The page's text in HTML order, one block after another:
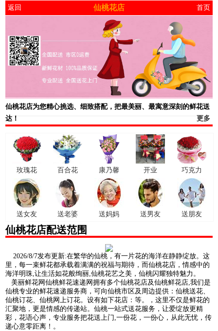
返回 仙桃花店 首页
仙桃花店为您精心挑选、细致搭配，把最美丽、最寓意深刻的鲜花送
达！
更多
玫瑰花 百合花 康乃馨 开业 巧克力
送女友 送老婆 送妈妈 送男友 送朋友
仙桃花店配送范围
2026/8/7发布更新:在繁华的仙桃，有一片花的海洋在静静绽放。这
里，每一束鲜花都承载着满满的祝福与期待，而仙桃花店，情感中的
海洋明珠,让生活如花般绚丽,仙桃花艺之美，仙桃闪耀独特魅力。
美丽鲜花网仙桃鲜花速递网拥有多个仙桃花店及仙桃鲜花店,我们是
仙桃专业的鲜花速递服务商，可向仙桃市区及周边提供：仙桃送花、
仙桃订花、仙桃网上订花。设有如下花店：等。，这里不仅是鲜花的
汇聚地，更是情感的传递站。仙桃一站式送花服务，让爱绽放更精
彩，花语心声，专业服务把花送上门,一份花，一份心，从此无忧，传
递心意零距离！。